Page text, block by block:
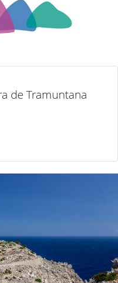
de Tramuntana